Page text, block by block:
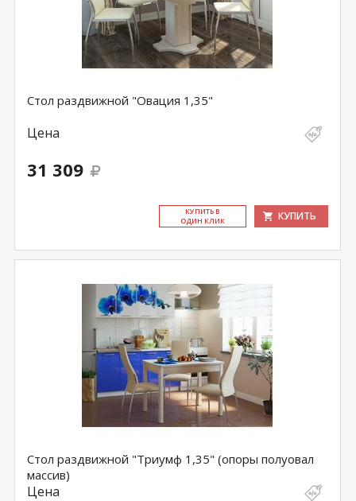
Стол раздвижной "Овация 1,35"
Цена
31 309
КУ­ПИТЬ В
ОДИН КЛИК
КУПИТЬ
Стол раздвижной "Триумф 1,35" (опоры полуовал
массив)
Цена